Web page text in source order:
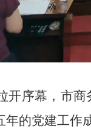
开序幕，市
的党建工作